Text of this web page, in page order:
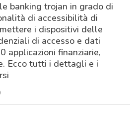
banking trojan in grado di
di accessibilità di
i dispositivi delle
di accesso e dati
applicazioni finanziarie,
Ecco tutti i dettagli e i